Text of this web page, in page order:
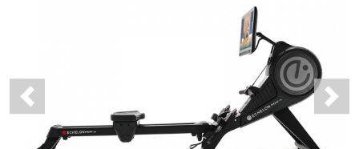
Previous Next